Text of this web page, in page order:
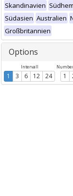
Skandinavien
Südasien Australien
Großbritannien
Options
Intervall
1 3 6 12 24 1